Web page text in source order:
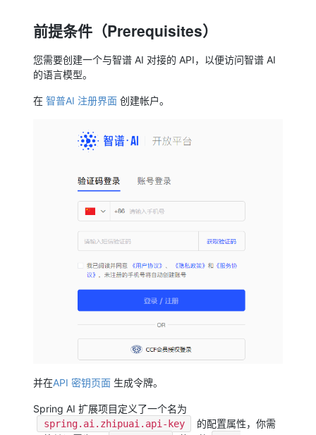
前提条件（Prerequisites）
您需要创建一个与智谱 AI 对接的 API，以便访问智谱 AI
的语言模型。
在智普AI 注册界面 创建帐户。
并在API 密钥页面 生成令牌。
Spring AI 扩展项目定义了一个名为
spring.ai.zhipuai.api-key
的配置属性，你需